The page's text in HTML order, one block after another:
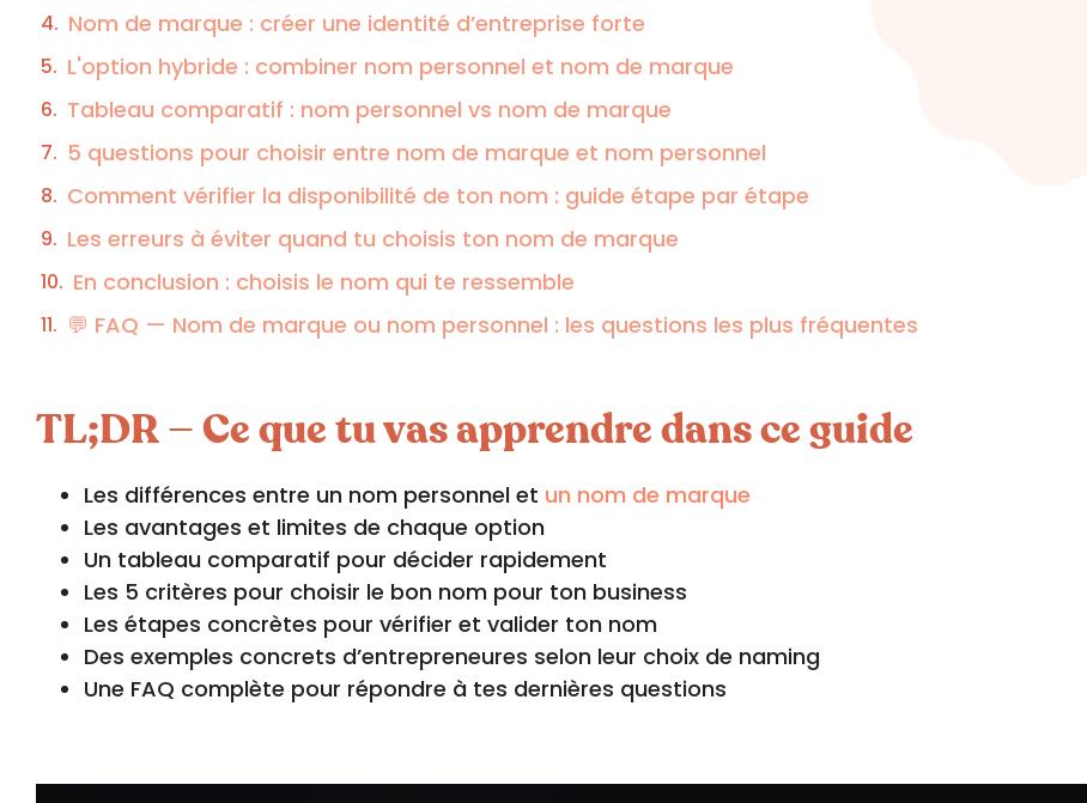
Nom de marque : créer une identité d’entreprise forte
L'option hybride : combiner nom personnel et nom de marque
Tableau comparatif : nom personnel vs nom de marque
5 questions pour choisir entre nom de marque et nom personnel
Comment vérifier la disponibilité de ton nom : guide étape par étape
Les erreurs à éviter quand tu choisis ton nom de marque
En conclusion : choisis le nom qui te ressemble
💬 FAQ — Nom de marque ou nom personnel : les questions les plus fréquentes
TL;DR — Ce que tu vas apprendre dans ce guide
Les différences entre un nom personnel et un nom de marque
Les avantages et limites de chaque option
Un tableau comparatif pour décider rapidement
Les 5 critères pour choisir le bon nom pour ton business
Les étapes concrètes pour vérifier et valider ton nom
Des exemples concrets d’entrepreneures selon leur choix de naming
Une FAQ complète pour répondre à tes dernières questions